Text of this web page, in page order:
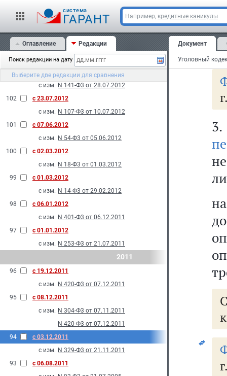
cистема
ГАРАНТ Например, кредитные каникулы
Оглавление Редакции
Поиск редакции на дату
Выберите две редакции для сравнения
N 121-Ф3 от 20.07.2012
105
с 14.11.2012
с изм. N 190-Ф3 от 12.11.2012
104
с 28.10.2012
с изм. N 172-Ф3 от 16.10.2012
103
с 10.08.2012
с изм. N 141-Ф3 от 28.07.2012
102
с 23.07.2012
с изм. N 107-Ф3 от 10.07.2012
101
с 07.06.2012
с изм. N 54-Ф3 от 05.06.2012
100
с 02.03.2012
с изм. N 18-Ф3 от 01.03.2012
99
с 01.03.2012
с изм. N 14-Ф3 от 29.02.2012
98
с 06.01.2012
с изм. N 401-Ф3 от 06.12.2011
97
с 01.01.2012
с изм. N 253-Ф3 от 21.07.2011
2011
96
с 19.12.2011
с изм. N 420-Ф3 от 07.12.2011
95
с 08.12.2011
с изм. N 304-Ф3 от 07.11.2011
N 420-Ф3 от 07.12.2011
94
с 03.12.2011
с изм. N 329-Ф3 от 21.11.2011
93
с 06.08.2011
Документ